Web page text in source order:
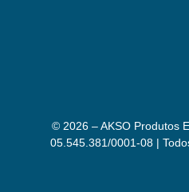
© 2026 – AKSO Produtos
05.545.381/0001-08 |